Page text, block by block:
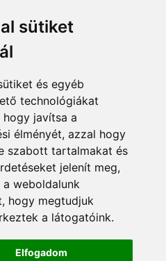
sütiket
és egyéb
technológiákat
hogy javítsa a
élményét, azzal hogy
szabott tartalmakat és
jelenít meg,
a weboldalunk
hogy megtudjuk
a látogatóink.
Elfogadom
módok
Á.SZ.F.